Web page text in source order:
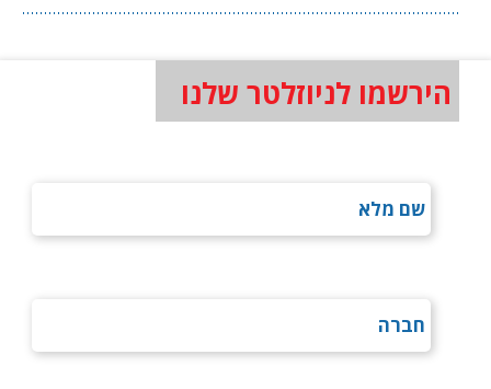
הירשמו לניוזלטר שלנו